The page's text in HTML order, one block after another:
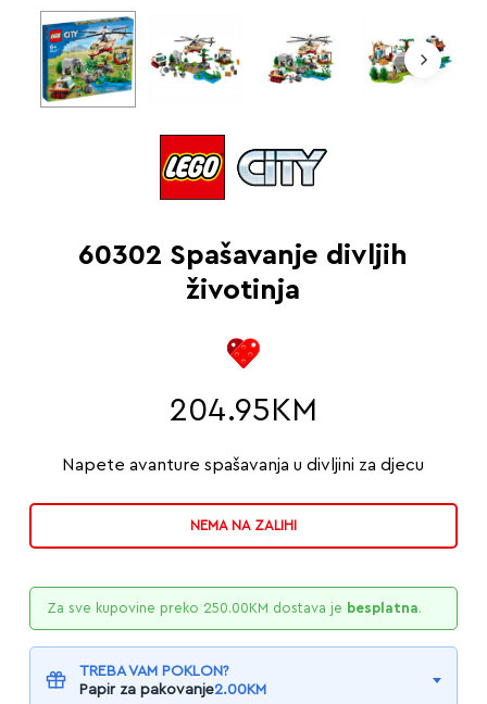
60302 Spašavanje divljih
životinja
204.95 KM
Napete avanture spašavanja u divljini za djecu
NEMA NA ZALIHI
Za sve kupovine preko 250.00KM dostava je besplatna.
TREBA VAM POKLON?
Papir za pakovanje2.00KM